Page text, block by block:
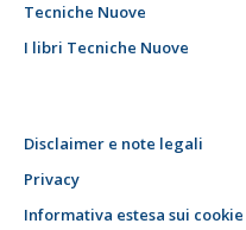
Tecniche Nuove
I libri Tecniche Nuove
Disclaimer e note legali
Privacy
Informativa estesa sui cookie